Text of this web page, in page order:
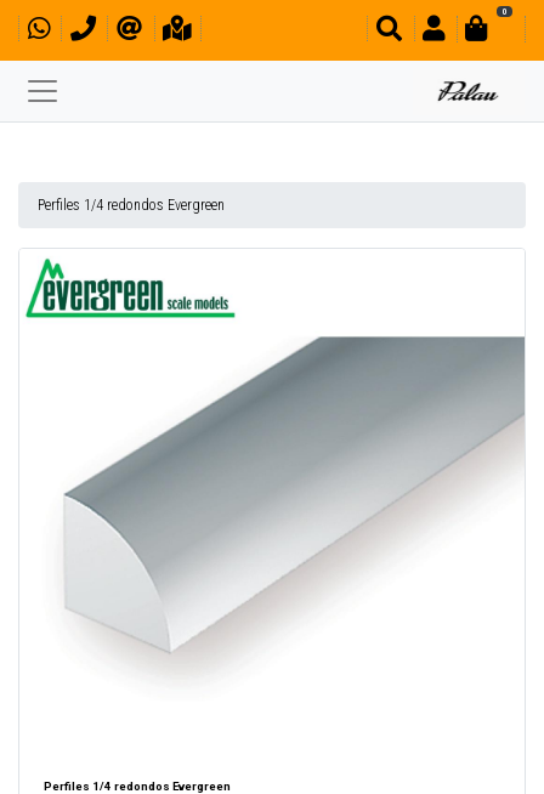
0
Perfiles 1/4 redondos Evergreen
Perfiles 1/4 redondos Evergreen